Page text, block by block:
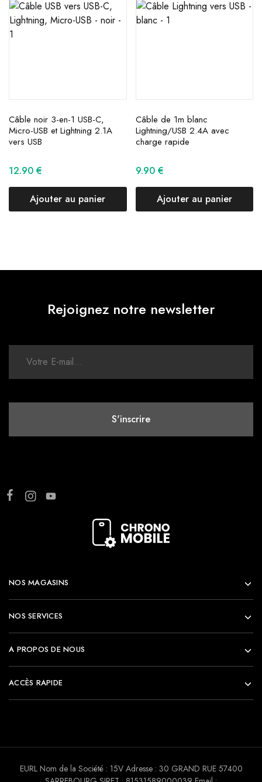
Câble noir 3-en-1 USB-C,
Micro-USB et Lightning 2.1A
vers USB
12.90 €
Ajouter au panier
Câble de 1m blanc
Lightning/USB 2.4A avec
charge rapide
9.90 €
Ajouter au panier
Rejoignez notre newsletter
NOS MAGASINS
NOS SERVICES
A PROPOS DE NOUS
ACCÈS RAPIDE
EURL Nom de la Société : 15V Adresse : 30 GRAND RUE 57400